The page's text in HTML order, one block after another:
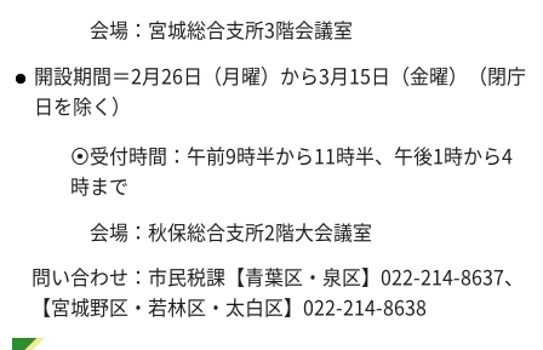
会場：宮城総合支所3階会議室
開設期間＝2月26日（月曜）から3月15日（金曜）（閉庁
日を除く）
⦿受付時間：午前9時半から11時半、午後1時から4
時まで
会場：秋保総合支所2階大会議室
問い合わせ：市民税課【青葉区・泉区】022-214-8637、
【宮城野区・若林区・太白区】022-214-8638